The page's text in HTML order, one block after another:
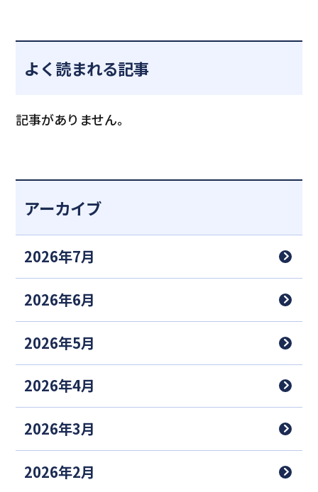
よく読まれる記事
記事がありません。
アーカイブ
2026年7月
2026年6月
2026年5月
2026年4月
2026年3月
2026年2月